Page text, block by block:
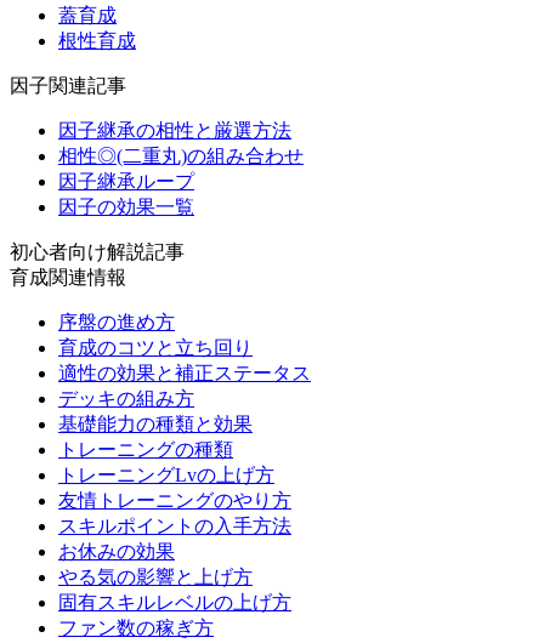
蓋育成
根性育成
因子関連記事
因子継承の相性と厳選方法
相性◎(二重丸)の組み合わせ
因子継承ループ
因子の効果一覧
初心者向け解説記事
育成関連情報
序盤の進め方
育成のコツと立ち回り
適性の効果と補正ステータス
デッキの組み方
基礎能力の種類と効果
トレーニングの種類
トレーニングLvの上げ方
友情トレーニングのやり方
スキルポイントの入手方法
お休みの効果
やる気の影響と上げ方
固有スキルレベルの上げ方
ファン数の稼ぎ方